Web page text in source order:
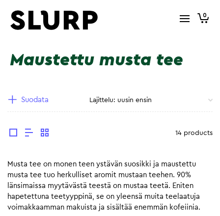
0
Maustettu musta tee
Suodata
14 products
Musta tee on monen teen ystävän suosikki ja maustettu
musta tee tuo herkulliset aromit mustaan teehen. 90%
länsimaissa myytävästä teestä on mustaa teetä. Eniten
hapetettuna teetyyppinä, se on yleensä muita teelaatuja
voimakkaamman makuista ja sisältää enemmän kofeiinia.